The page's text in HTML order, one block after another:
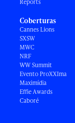
Coberturas
Cannes Lions
SXSW
MWC
NRF
WW Summit
Evento ProXXIma
Maximídia
Effie Awards
Caboré